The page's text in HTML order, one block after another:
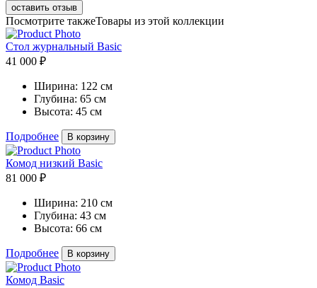
оставить отзыв
Посмотрите такжеТовары из этой коллекции
Стол журнальный Basic
41 000 ₽
Ширина: 122 см
Глубина: 65 см
Высота: 45 см
Подробнее В корзину
Комод низкий Basic
81 000 ₽
Ширина: 210 см
Глубина: 43 см
Высота: 66 см
Подробнее В корзину
Комод Basic